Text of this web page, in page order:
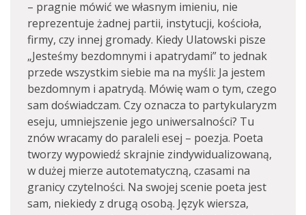
– pragnie mówić we własnym imieniu, nie
reprezentuje żadnej partii, instytucji, kościoła,
firmy, czy innej gromady. Kiedy Ulatowski pisze
„Jesteśmy bezdomnymi i apatrydami” to jednak
przede wszystkim siebie ma na myśli: Ja jestem
bezdomnym i apatrydą. Mówię wam o tym, czego
sam doświadczam. Czy oznacza to partykularyzm
eseju, umniejszenie jego uniwersalności? Tu
znów wracamy do paraleli esej – poezja. Poeta
tworzy wypowiedź skrajnie zindywidualizowaną,
w dużej mierze autotematyczną, czasami na
granicy czytelności. Na swojej scenie poeta jest
sam, niekiedy z drugą osobą. Język wiersza,